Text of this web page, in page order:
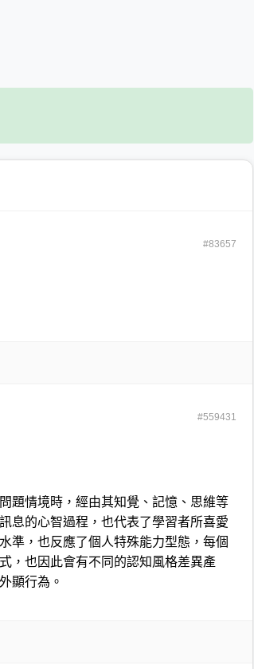
#83657
#559431
題情境時，經由其知覺、記憶、思維等
息的心智過程，也代表了學習者所喜愛
準，也反應了個人特殊能力型態，每個
，也因此會有不同的認知風格差異產
顯行為。